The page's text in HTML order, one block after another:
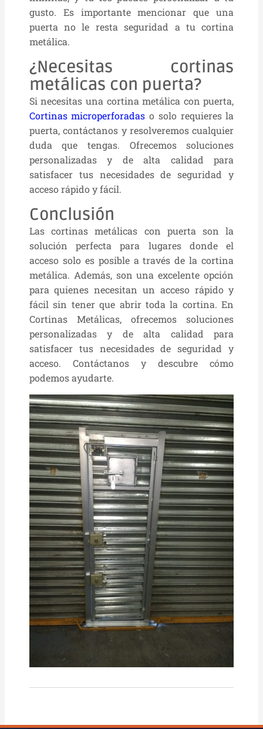
gusto. Es importante mencionar que una
puerta no le resta seguridad a tu cortina
metálica.
¿Necesitas cortinas
metálicas con puerta?
Si necesitas una cortina metálica con puerta,
Cortinas microperforadas o solo requieres la
puerta, contáctanos y resolveremos cualquier
duda que tengas. Ofrecemos soluciones
personalizadas y de alta calidad para
satisfacer tus necesidades de seguridad y
acceso rápido y fácil.
Conclusión
Las cortinas metálicas con puerta son la
solución perfecta para lugares donde el
acceso solo es posible a través de la cortina
metálica. Además, son una excelente opción
para quienes necesitan un acceso rápido y
fácil sin tener que abrir toda la cortina. En
Cortinas Metálicas, ofrecemos soluciones
personalizadas y de alta calidad para
satisfacer tus necesidades de seguridad y
acceso. Contáctanos y descubre cómo
podemos ayudarte.